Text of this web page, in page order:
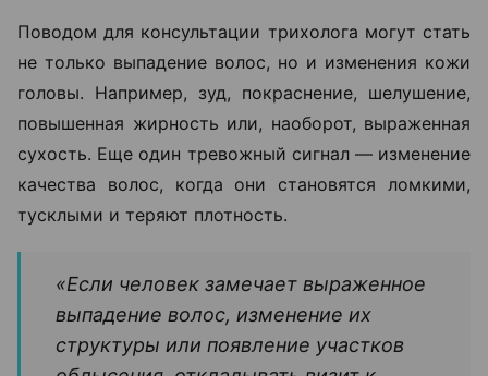
Поводом для консультации трихолога могут стать
не только выпадение волос, но и изменения кожи
головы. Например, зуд, покраснение, шелушение,
повышенная жирность или, наоборот, выраженная
сухость. Еще один тревожный сигнал — изменение
качества волос, когда они становятся ломкими,
тусклыми и теряют плотность.
«Если человек замечает выраженное
выпадение волос, изменение их
структуры или появление участков